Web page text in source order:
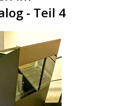
- Teil 4